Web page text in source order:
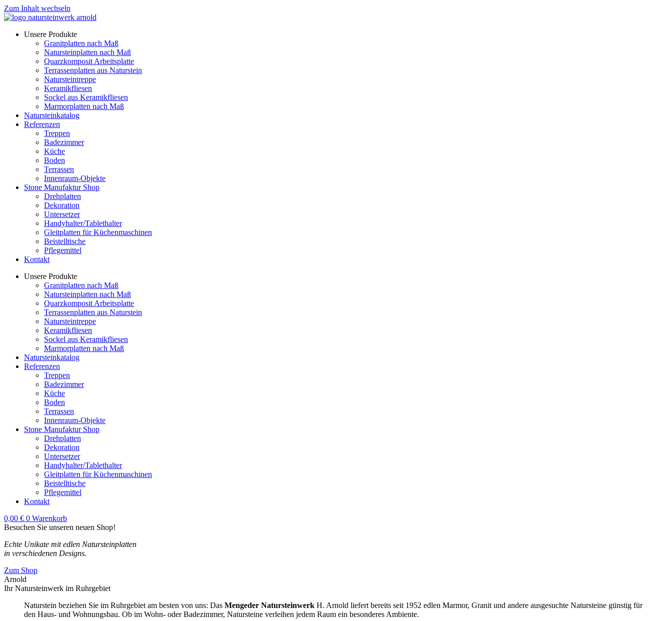
Zum Inhalt wechseln
Unsere Produkte
Granitplatten nach Maß
Natursteinplatten nach Maß
Quarzkomposit Arbeitsplatte
Terrassenplatten aus Naturstein
Natursteintreppe
Keramikfliesen
Sockel aus Keramikfliesen
Marmorplatten nach Maß
Natursteinkatalog
Referenzen
Treppen
Badezimmer
Küche
Boden
Terrassen
Innenraum-Objekte
Stone Manufaktur Shop
Drehplatten
Dekoration
Untersetzer
Handyhalter/Tablethalter
Gleitplatten für Küchenmaschinen
Beistelltische
Pflegemittel
Kontakt
Unsere Produkte
Granitplatten nach Maß
Natursteinplatten nach Maß
Quarzkomposit Arbeitsplatte
Terrassenplatten aus Naturstein
Natursteintreppe
Keramikfliesen
Sockel aus Keramikfliesen
Marmorplatten nach Maß
Natursteinkatalog
Referenzen
Treppen
Badezimmer
Küche
Boden
Terrassen
Innenraum-Objekte
Stone Manufaktur Shop
Drehplatten
Dekoration
Untersetzer
Handyhalter/Tablethalter
Gleitplatten für Küchenmaschinen
Beistelltische
Pflegemittel
Kontakt
0,00 € 0 Warenkorb
Besuchen Sie unseren neuen Shop!
Echte Unikate mit edlen Natursteinplatten
in verschiedenen Designs.
Zum Shop
Arnold
Ihr Natursteinwerk im Ruhrgebiet
Naturstein beziehen Sie im Ruhrgebiet am besten von uns: Das Mengeder Natursteinwerk H. Arnold liefert bereits seit 1952 edlen Marmor, Granit und andere ausgesuchte Natursteine günstig für
den Haus- und Wohnungsbau. Ob im Wohn- oder Badezimmer, Natursteine verleihen jedem Raum ein besonderes Ambiente.